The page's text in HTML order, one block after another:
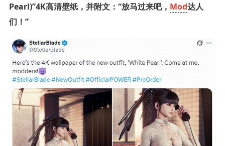
Pearl)”4K高清壁纸，并附文：“放马过来吧， Mod达人
们！”